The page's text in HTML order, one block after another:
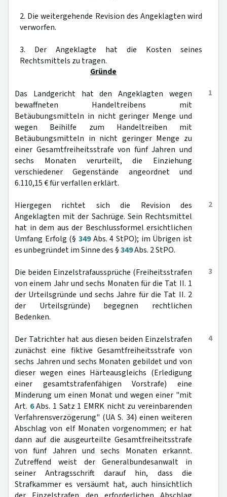
2. Die weitergehende Revision des Angeklagten wird
verworfen.
3. Der Angeklagte hat die Kosten seines
Rechtsmittels zu tragen.
Gründe
1
Das Landgericht hat den Angeklagten wegen
bewaffneten Handeltreibens mit
Betäubungsmitteln in nicht geringer Menge und
wegen Beihilfe zum Handeltreiben mit
Betäubungsmitteln in nicht geringer Menge zu
einer Gesamtfreiheitsstrafe von fünf Jahren und
sechs Monaten verurteilt, die Einziehung
verschiedener Gegenstände angeordnet und
6.110,15 € für verfallen erklärt.
2
Hiergegen richtet sich die Revision des
Angeklagten mit der Sachrüge. Sein Rechtsmittel
hat in dem aus der Beschlussformel ersichtlichen
Umfang Erfolg (§ 349Abs. 4 StPO); im Übrigen ist
es unbegründet im Sinne des §349Abs. 2 StPO.
3
Die beiden Einzelstrafaussprüche (Freiheitsstrafen
von einem Jahr und sechs Monaten für die Tat II. 1
der Urteilsgründe und sechs Jahre für die Tat II. 2
der Urteilsgründe) begegnen rechtlichen
Bedenken.
4
Der Tatrichter hat aus diesen beiden Einzelstrafen
zunächst eine fiktive Gesamtfreiheitsstrafe von
sechs Jahren und sechs Monaten gebildet und von
dieser wegen eines Härteausgleichs (Erledigung
einer gesamtstrafenfähigen Vorstrafe) eine
Minderung um einen Monat und wegen einer "mit
Art. 6Abs. 1 Satz 1 EMRK nicht zu vereinbarenden
Verfahrensverzögerung" (UA S. 34) einen weiteren
Abschlag von elf Monaten vorgenommen; er hat
dann auf die ausgeurteilte Gesamtfreiheitsstrafe
von fünf Jahren und sechs Monaten erkannt.
Zutreffend weist der Generalbundesanwalt in
seiner Antragsschrift darauf hin, dass die
Strafkammer es versäumt hat, auch hinsichtlich